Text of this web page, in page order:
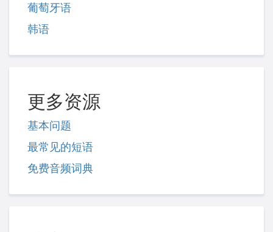
葡萄牙语
韩语
更多资源
基本问题
最常见的短语
免费音频词典